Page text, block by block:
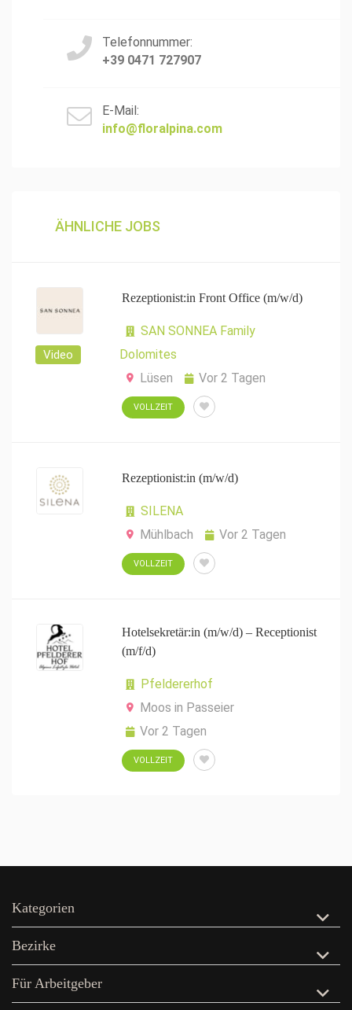
Telefonnummer:
+39 0471 727907
E-Mail:
info@floralpina.com
ÄHNLICHE JOBS
Video
Rezeptionist:in Front Office (m/w/d)
SAN SONNEA Family
Dolomites
Lüsen
Vor 2 Tagen
VOLLZEIT
Rezeptionist:in (m/w/d)
SILENA
Mühlbach
Vor 2 Tagen
VOLLZEIT
Hotelsekretär:in (m/w/d) – Receptionist
(m/f/d)
Pfeldererhof
Moos in Passeier
Vor 2 Tagen
VOLLZEIT
Kategorien
Bezirke
Für Arbeitgeber